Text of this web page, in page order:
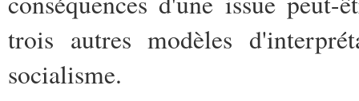
trois autres modèles
socialisme.